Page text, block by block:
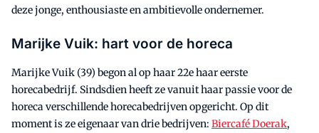
deze jonge, enthousiaste en ambitievolle ondernemer.
Marijke Vuik: hart voor de horeca
Marijke Vuik (39) begon al op haar 22e haar eerste
horecabedrijf. Sindsdien heeft ze vanuit haar passie voor de
horeca verschillende horecabedrijven opgericht. Op dit
moment is ze eigenaar van drie bedrijven: Biercafé Doerak,